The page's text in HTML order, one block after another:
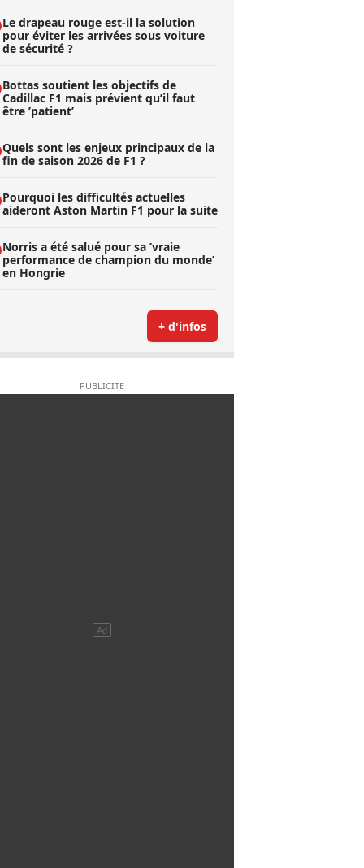
Le drapeau rouge est-il la solution
pour éviter les arrivées sous voiture
de sécurité ?
Bottas soutient les objectifs de
Cadillac F1 mais prévient qu’il faut
être ’patient’
Quels sont les enjeux principaux de la
fin de saison 2026 de F1 ?
Pourquoi les difficultés actuelles
aideront Aston Martin F1 pour la suite
Norris a été salué pour sa ’vraie
performance de champion du monde’
en Hongrie
+ d'infos